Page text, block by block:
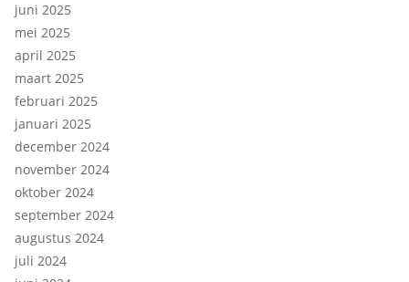
juni 2025
mei 2025
april 2025
maart 2025
februari 2025
januari 2025
december 2024
november 2024
oktober 2024
september 2024
augustus 2024
juli 2024